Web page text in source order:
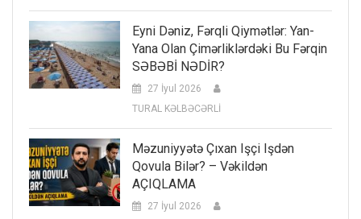
Eyni Dəniz, Fərqli Qiymətlər: Yan-
Yana Olan Çimərliklərdəki Bu Fərqin
SƏBƏBİ NƏDİR?
27 İyul 2026
TURAL KƏLBƏCƏRLİ
Məzuniyyətə Çıxan Işçi Işdən
Qovula Bilər? – Vəkildən
AÇIQLAMA
27 İyul 2026